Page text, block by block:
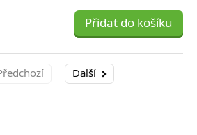
Přidat do košíku
Další